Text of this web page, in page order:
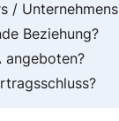
/ Unternehmens
Beziehung?
angeboten?